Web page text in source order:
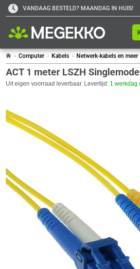
VANDAAG BESTELD? MAANDAG IN HUIS!
Computer Kabels Netwerk-kabels en meer
ACT 1 meter LSZH
Uit eigen voorraad leverbaar. Levertijd: 1 werkdag